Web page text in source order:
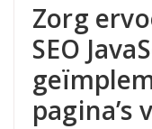
Zorg
SEO
pagina’s